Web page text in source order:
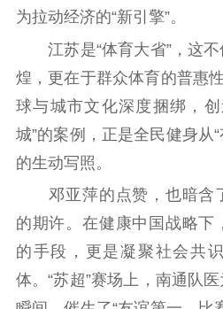
精品出版 全民阅读
扫黄打
电影工
电影创作
党建要闻
文化人
紫金人才
为拉动经济的“新引擎”。
江苏是“体育大省”，这不
煌，更在于群众体育的普惠
球与城市文化深度捆绑，
城”的案例，正是全民健身从
的生动写照。
邓亚萍的点赞，也暗含
的期许。在健康中国战略下
的手段，更是凝聚社会共
体。“苏超”赛场上，南通队